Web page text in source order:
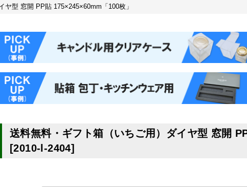
型 窓開 PP貼 175×245×60mm「100枚」
送料無料・ギフト箱（いちご用）ダイヤ型 窓開
[2010-l-2404]